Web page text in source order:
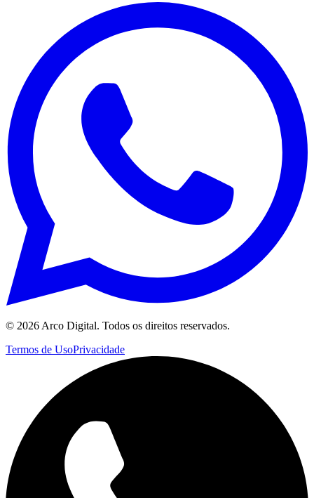
© 2026 Arco Digital. Todos os direitos reservados.
Termos de UsoPrivacidade